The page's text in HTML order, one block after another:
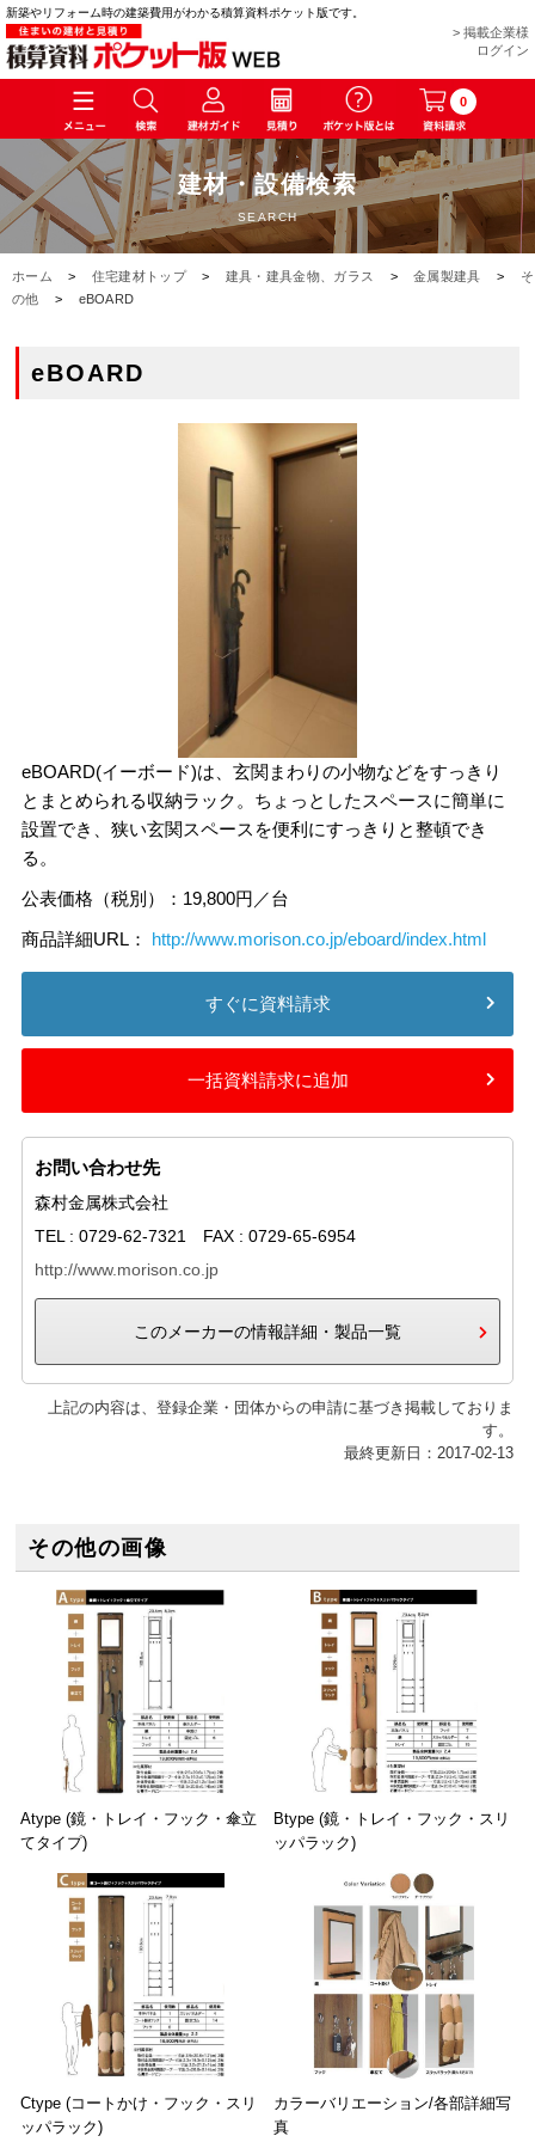
新築やリフォーム時の建築費用がわかる積算資料ポケット版です。
> 掲載企業様
ログイン
0
建材・設備検索
SEARCH
ホーム > 住宅建材トップ > 建具・建具金物、ガラス > 金属製建具 >
そ
の他
> eBOARD
eBOARD
eBOARD(イーボード)は、玄関まわりの小物などをすっきり
とまとめられる収納ラック。ちょっとしたスペースに簡単に
設置でき、狭い玄関スペースを便利にすっきりと整頓でき
る。
公表価格（税別）：19,800円／台
商品詳細URL： http://www.morison.co.jp/eboard/index.html
すぐに資料請求
一括資料請求に追加
お問い合わせ先
森村金属株式会社
TEL : 0729-62-7321 FAX : 0729-65-6954
http://www.morison.co.jp
このメーカーの情報詳細・製品一覧
上記の内容は、登録企業・団体からの申請に基づき掲載しておりま
す。
最終更新日：2017-02-13
その他の画像
Atype (鏡・トレイ・フック・傘立
てタイプ)
Btype (鏡・トレイ・フック・スリ
ッパラック)
Ctype (コートかけ・フック・スリ
ッパラック)
カラーバリエーション/各部詳細写
真